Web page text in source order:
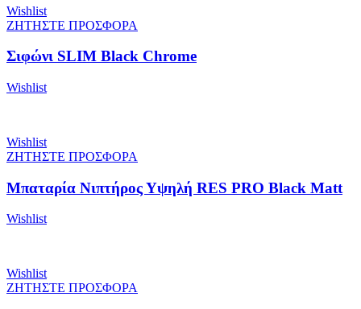
Wishlist
ΖΗΤΗΣΤΕ ΠΡΟΣΦΟΡΑ
Σιφώνι SLIM Black Chrome
Wishlist
Wishlist
ΖΗΤΗΣΤΕ ΠΡΟΣΦΟΡΑ
Μπαταρία Νιπτήρος Υψηλή RES PRO Black Matt
Wishlist
Wishlist
ΖΗΤΗΣΤΕ ΠΡΟΣΦΟΡΑ